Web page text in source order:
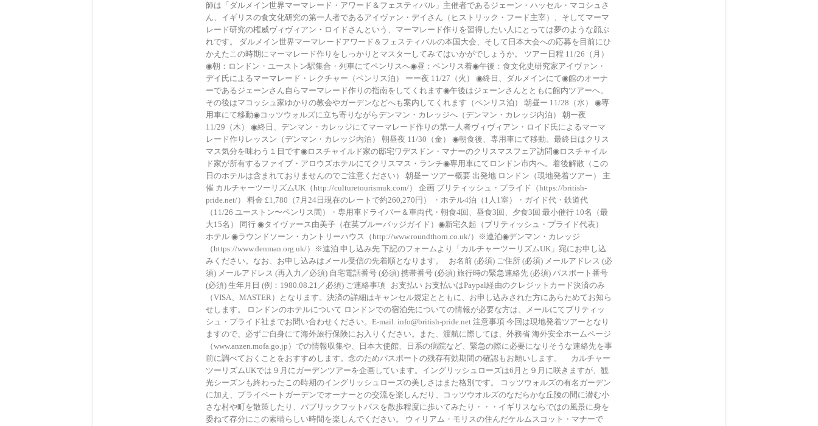
師は「ダルメイン世界マーマレード・アワード＆フェスティバル」主催者であるジェーン・ハッセル・マコシュさ
ん、イギリスの食文化研究の第一人者であるアイヴァン・デイさん（ヒストリック・フード主宰）、そしてマーマ
レード研究の権威ヴィヴィアン・ロイドさんという、マーマレード作りを習得したい人にとっては夢のような顔ぶ
れです。 ダルメイン世界マーマレードアワード＆フェスティバルの本国大会、そして日本大会への応募を目前にひ
かえたこの時期にマーマレード作りをしっかりとマスターしてみてはいかがでしょうか。 ツアー日程 11/26（月）
◉朝：ロンドン・ユーストン駅集合・列車にてペンリスへ◉昼：ペンリス着◉午後：食文化史研究家アイヴァン・
デイ氏によるマーマレード・レクチャー（ペンリス泊） ーー夜 11/27（火） ◉終日、ダルメインにて◉館のオーナ
ーであるジェーンさん自らマーマレード作りの指南をしてくれます◉午後はジェーンさんとともに館内ツアーへ。
その後はマコッシュ家ゆかりの教会やガーデンなどへも案内してくれます（ペンリス泊） 朝昼ー 11/28（水） ◉専
用車にて移動◉コッツウォルズに立ち寄りながらデンマン・カレッジへ（デンマン・カレッジ内泊） 朝ー夜
11/29（木） ◉終日、デンマン・カレッジにてマーマレード作りの第一人者ヴィヴィアン・ロイド氏によるマーマ
レード作りレッスン（デンマン・カレッジ内泊） 朝昼夜 11/30（金） ◉朝食後、専用車にて移動。最終日はクリス
マス気分を味わう１日です◉ロスチャイルド家の邸宅ワデスドン・マナーのクリスマスフェア訪問◉ロスチャイル
ド家が所有するファイブ・アロウズホテルにてクリスマス・ランチ◉専用車にてロンドン市内へ。着後解散（この
日のホテルは含まれておりませんのでご注意ください） 朝昼ー ツアー概要 出発地 ロンドン（現地発着ツアー） 主
催 カルチャーツーリズムUK（http://culturetourismuk.com/） 企画 ブリティッシュ・プライド（https://british-
pride.net/） 料金 £1,780（7月24日現在のレートで約260,270円） ・ホテル4泊（1人1室）・ガイド代・鉄道代
（11/26 ユーストン〜ペンリス間）・専用車ドライバー＆車両代・朝食4回、昼食3回、夕食3回 最小催行 10名（最
大15名） 同行 ◉タイヴァース由美子（在英ブルーバッジガイド）◉新宅久起（ブリティッシュ・プライド代表）
ホテル ◉ラウンドソーン・カントリーハウス（http://www.roundthorn.co.uk/）※連泊◉デンマン・カレッジ
（https://www.denman.org.uk/）※連泊 申し込み先 下記のフォームより「カルチャーツーリズムUK」宛にお申し込
みください。なお、お申し込みはメール受信の先着順となります。 お名前 (必須) ご住所 (必須) メールアドレス (必
須) メールアドレス (再入力／必須) 自宅電話番号 (必須) 携帯番号 (必須) 旅行時の緊急連絡先 (必須) パスポート番号
(必須) 生年月日 (例：1980.08.21／必須) ご連絡事項 お支払い お支払いはPaypal経由のクレジットカード決済のみ
（VISA、MASTER）となります。決済の詳細はキャンセル規定とともに、お申し込みされた方にあらためてお知ら
せします。 ロンドンのホテルについて ロンドンでの宿泊先についての情報が必要な方は、メールにてブリティッ
シュ・プライド社までお問い合わせください。E-mail. info@british-pride.net 注意事項 今回は現地発着ツアーとなり
ますので、必ずご自身にて海外旅行保険にお入りください。また、渡航に際しては、外務省 海外安全ホームページ
（www.anzen.mofa.go.jp）での情報収集や、日本大使館、日系の病院など、緊急の際に必要になりそうな連絡先を事
前に調べておくことをおすすめします。念のためパスポートの残存有効期間の確認もお願いします。 カルチャー
ツーリズムUKでは９月にガーデンツアーを企画しています。イングリッシュローズは6月と９月に咲きますが、観
光シーズンも終わったこの時期のイングリッシュローズの美しさはまた格別です。 コッツウォルズの有名ガーデン
に加え、プライベートガーデンでオーナーとの交流を楽しんだり、コッツウオルズのなだらかな丘陵の間に潜む小
さな村や町を散策したり、パブリックフットパスを散歩程度に歩いてみたり・・・イギリスならではの風景に身を
委ねて存分にこの素晴らしい時間を楽しんでください。 ウィリアム・モリスの住んだケルムスコット・マナーで